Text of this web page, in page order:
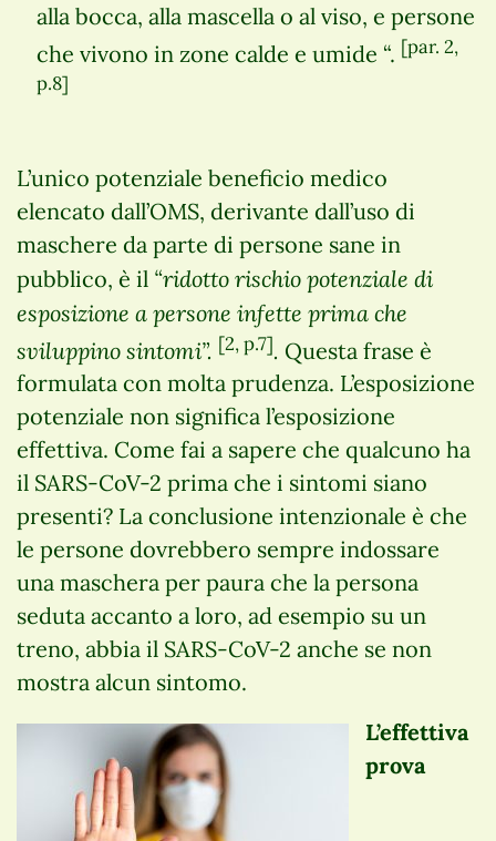
alla bocca, alla mascella o al viso, e persone
che vivono in zone calde e umide “. [par. 2,
p.8]
L’unico potenziale beneficio medico
elencato dall’OMS, derivante dall’uso di
maschere da parte di persone sane in
pubblico, è il “ridotto rischio potenziale di
esposizione a persone infette prima che
sviluppino sintomi”. [2, p.7]. Questa frase è
formulata con molta prudenza. L’esposizione
potenziale non significa l’esposizione
effettiva. Come fai a sapere che qualcuno ha
il SARS-CoV-2 prima che i sintomi siano
presenti? La conclusione intenzionale è che
le persone dovrebbero sempre indossare
una maschera per paura che la persona
seduta accanto a loro, ad esempio su un
treno, abbia il SARS-CoV-2 anche se non
mostra alcun sintomo.
L’effettiva
prova